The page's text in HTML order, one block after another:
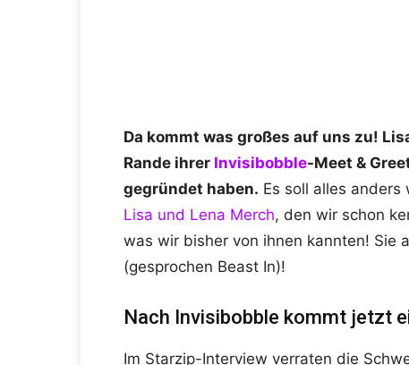
Da kommt was großes auf uns zu!
Rande ihrer Invisibobble-Meet &
gegründet haben. Es soll alles anders
Lisa und Lena Merch, den wir schon
was wir bisher von ihnen kannten! Sie
(gesprochen Beast In)!
Nach Invisibobble kommt jetzt
Im Starzip-Interview verraten die